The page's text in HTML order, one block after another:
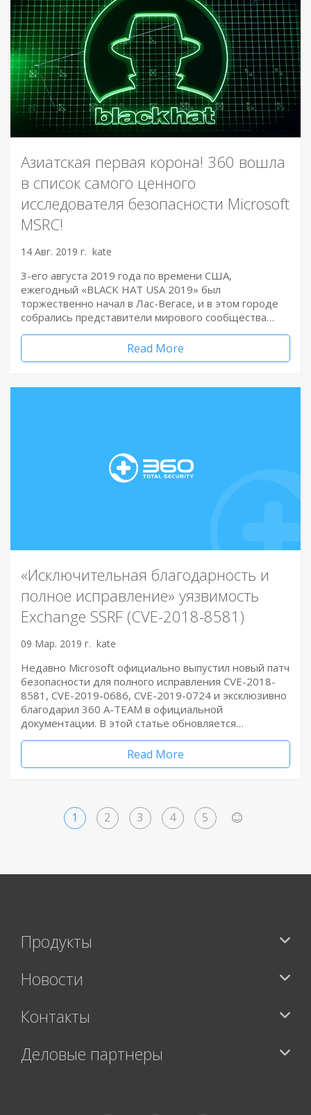
Азиатская первая корона! 360 вошла
в список самого ценного
исследователя безопасности Microsoft
MSRC!
14 Авг. 2019 г. kate
3-его августа 2019 года по времени США,
ежегодный «BLACK HAT USA 2019» был
торжественно начал в Лас-Вегасе, и в этом городе
собрались представители мирового сообщества…
Read More
«Исключительная благодарность и
полное исправление» уязвимость
Exchange SSRF (CVE-2018-8581)
09 Мар. 2019 г. kate
Недавно Microsoft официально выпустил новый патч
безопасности для полного исправления CVE-2018-
8581, CVE-2019-0686, CVE-2019-0724 и эксклюзивно
благодарил 360 A-TEAM в официальной
документации. В этой статье обновляется…
Read More
1 2 3 4 5
Продукты
Новости
Контакты
Деловые партнеры